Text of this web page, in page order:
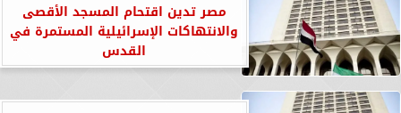
مصر تدين اقتحام المسجد الأقصى
والانتهاكات الإسرائيلية المستمرة في
القدس